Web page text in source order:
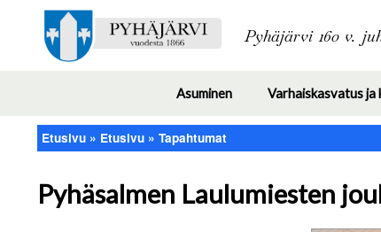
Pyhäjärvi 160 v.
Asuminen
Toggle
Varhaiskasvatus ja
Murupolku
Etusivu Etusivu Tapahtumat
Pyhäsalmen Laulumiesten